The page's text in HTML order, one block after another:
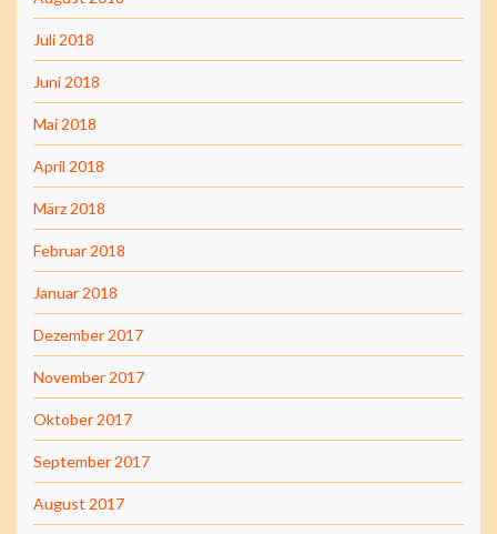
Juli 2018
Juni 2018
Mai 2018
April 2018
März 2018
Februar 2018
Januar 2018
Dezember 2017
November 2017
Oktober 2017
September 2017
August 2017